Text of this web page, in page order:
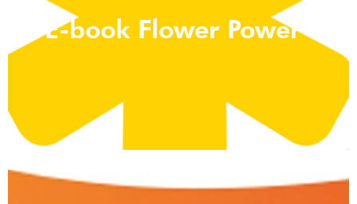
E-book Flower Power*